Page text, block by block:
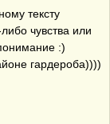
тексту
чувства или
:)
гардероба))))